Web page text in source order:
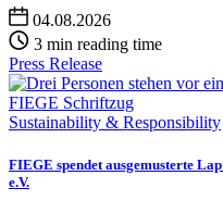
04.08.2026
3 min reading time
Press Release
Sustainability & Responsibility
FIEGE spendet ausgemusterte
e.V.